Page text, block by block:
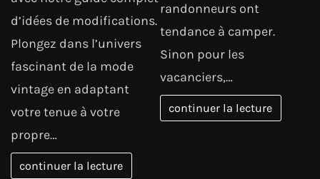
d’idées de modifications.
Plongez dans l’univers
fascinant de la mode
vintage en adaptant
votre tenue à votre
propre…
continuer la lecture
randonneurs ont
tendance à camper.
Sinon pour les
vacanciers,…
continuer la lecture